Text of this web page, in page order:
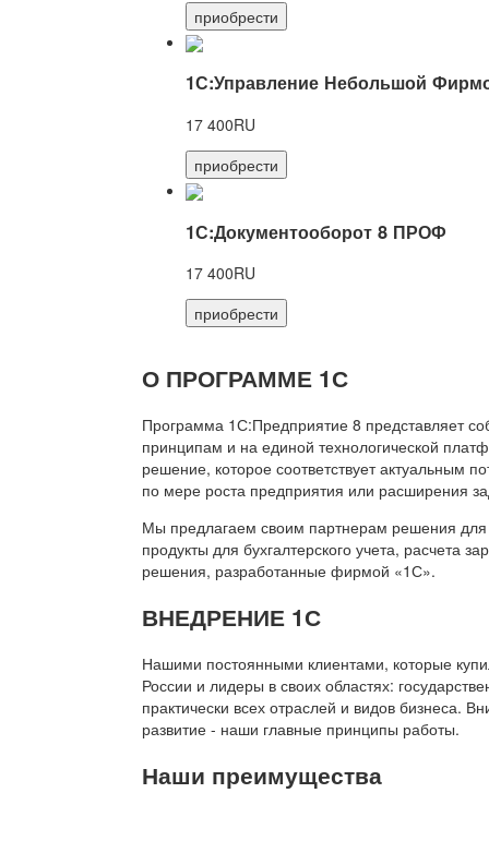
приобрести
1С:Управление Небольшой
17 400RU
приобрести
1С:Документооборот 8 ПРОФ
17 400RU
приобрести
О ПРОГРАММЕ 1С
Программа 1С:Предприятие 8 представляет
принципам и на единой технологической
решение, которое соответствует актуальным
по мере роста предприятия или расширения
Мы предлагаем своим партнерам решения для
продукты для бухгалтерского учета, расчета
решения, разработанные фирмой «1С».
ВНЕДРЕНИЕ 1С
Нашими постоянными клиентами, которые
России и лидеры в своих областях:
практически всех отраслей и видов бизнеса.
развитие - наши главные принципы работы.
Наши преимущества